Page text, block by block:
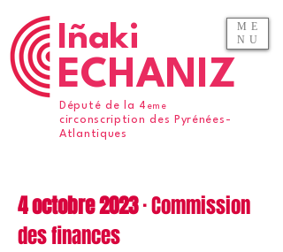
ME
NU
ECHANIZ
Iñaki
Député de la 4 eme
circonscription des Pyrénées-
Atlantiques
4 octobre 2023· Commission
des finances